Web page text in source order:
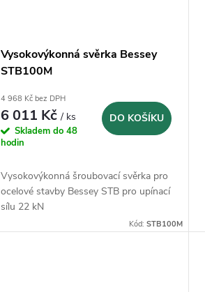
Vysokovýkonná svěrka Bessey
STB100M
4 968 Kč bez DPH
6 011 Kč/ ks
Skladem do 48
hodin
DO KOŠÍKU
Vysokovýkonná šroubovací svěrka pro
ocelové stavby Bessey STB pro upínací
sílu 22 kN
Kód: STB100M